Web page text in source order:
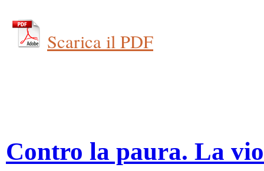
Scarica il PDF
Contro la paura. La